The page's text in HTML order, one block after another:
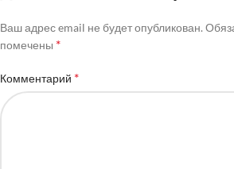
Ваш адрес email не будет опубликован.
помечены *
Комментарий *